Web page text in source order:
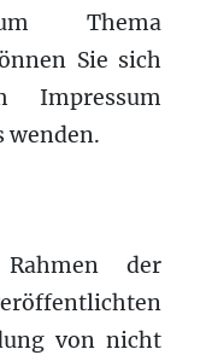
Thema
Sie sich
wenden.
der
von nicht